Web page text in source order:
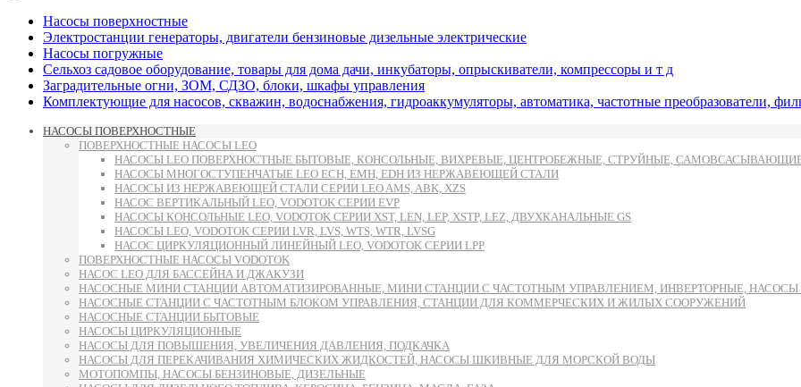
Насосы поверхностные
Электростанции генераторы, двигатели бензиновые дизельные электрические
Насосы погружные
Сельхоз садовое оборудование, товары для дома дачи, инкубаторы, опрыскиватели, компрессоры и т д
Заградительные огни, ЗОМ, СДЗО, блоки, шкафы управления
Комплектующие для насосов, скважин, водоснабжения, гидроаккумуляторы, автоматика, частотные преобразователи,
НАСОСЫ ПОВЕРХНОСТНЫЕ
ПОВЕРХНОСТНЫЕ НАСОСЫ LEO
НАСОСЫ LEO ПОВЕРХНОСТНЫЕ БЫТОВЫЕ, КОНСОЛЬНЫЕ, ВИХРЕВЫЕ, ЦЕНТРОБЕЖНЫЕ, СТРУЙНЫЕ, САМОВСАСЫВАЮЩИЕ
НАСОСЫ МНОГОСТУПЕНЧАТЫЕ LEO ECH, EMH, EDH ИЗ НЕРЖАВЕЮЩЕЙ СТАЛИ
НАСОСЫ ИЗ НЕРЖАВЕЮЩЕЙ СТАЛИ СЕРИИ LEO AMS, ABK, XZS
НАСОС ВЕРТИКАЛЬНЫЙ LEO, VODOTOK СЕРИИ EVP
НАСОСЫ КОНСОЛЬНЫЕ LEO, VODOTOK СЕРИИ XST, LEN, LEP, XSTP, LEZ, ДВУХКАНАЛЬНЫЕ GS
НАСОСЫ LEO, VODOTOK СЕРИИ LVR, LVS, WTS, WTR, LVSG
НАСОС ЦИРКУЛЯЦИОННЫЙ ЛИНЕЙНЫЙ LEO, VODOTOK СЕРИИ LPP
ПОВЕРХНОСТНЫЕ НАСОСЫ VODOTOK
НАСОС LEO ДЛЯ БАССЕЙНА И ДЖАКУЗИ
НАСОСНЫЕ МИНИ СТАНЦИИ АВТОМАТИЗИРОВАННЫЕ, МИНИ СТАНЦИИ С ЧАСТОТНЫМ УПРАВЛЕНИЕМ, ИНВЕРТОРНЫЕ,
НАСОСНЫЕ СТАНЦИИ С ЧАСТОТНЫМ БЛОКОМ УПРАВЛЕНИЯ, СТАНЦИИ ДЛЯ КОММЕРЧЕСКИХ И ЖИЛЫХ СООРУЖЕНИЙ
НАСОСНЫЕ СТАНЦИИ БЫТОВЫЕ
НАСОСЫ ЦИРКУЛЯЦИОННЫЕ
НАСОСЫ ДЛЯ ПОВЫШЕНИЯ, УВЕЛИЧЕНИЯ ДАВЛЕНИЯ, ПОДКАЧКА
НАСОСЫ ДЛЯ ПЕРЕКАЧИВАНИЯ ХИМИЧЕСКИХ ЖИДКОСТЕЙ, НАСОСЫ ШКИВНЫЕ ДЛЯ МОРСКОЙ ВОДЫ
МОТОПОМПЫ, НАСОСЫ БЕНЗИНОВЫЕ, ДИЗЕЛЬНЫЕ